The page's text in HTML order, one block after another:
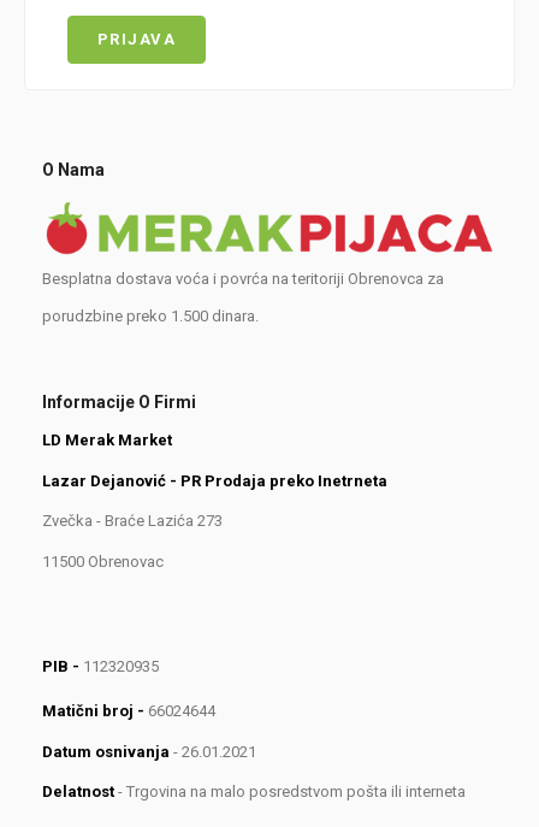
O Nama
Besplatna dostava voća i povrća na teritoriji Obrenovca za
porudzbine preko 1.500 dinara.
Informacije O Firmi
LD Merak Market
Lazar Dejanović - PR Prodaja preko Inetrneta
Zvečka - Braće Lazića 273
11500 Obrenovac
PIB - 112320935
Matični broj - 66024644
Datum osnivanja - 26.01.2021
Delatnost - Trgovina na malo posredstvom pošta ili interneta